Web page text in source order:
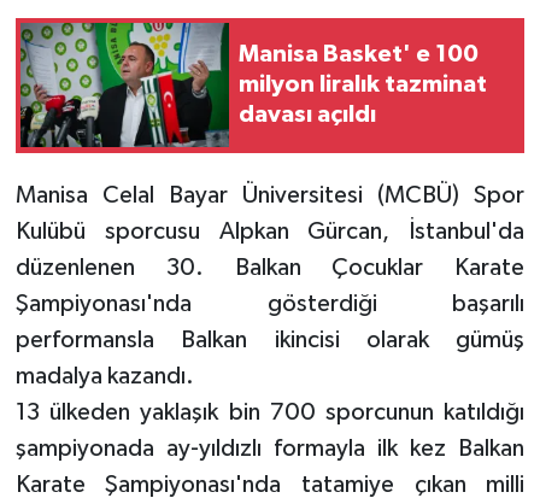
Manisa Basket' e 100
milyon liralık tazminat
davası açıldı
Manisa Celal Bayar Üniversitesi (MCBÜ) Spor
Kulübü sporcusu Alpkan Gürcan, İstanbul'da
düzenlenen 30. Balkan Çocuklar Karate
Şampiyonası'nda gösterdiği başarılı
performansla Balkan ikincisi olarak gümüş
madalya kazandı.
13 ülkeden yaklaşık bin 700 sporcunun katıldığı
şampiyonada ay-yıldızlı formayla ilk kez Balkan
Karate Şampiyonası'nda tatamiye çıkan milli